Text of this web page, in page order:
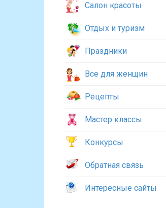
Салон красоты
Отдых и туризм
Праздники
Все для женщин
Рецепты
Мастер классы
Конкурсы
Обратная связь
Интересные сайты